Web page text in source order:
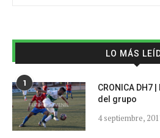
LO MÁS
1
CRONICA DH7
del grupo
4 septiembre,